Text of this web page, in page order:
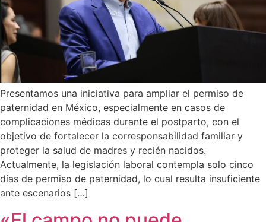
Presentamos una iniciativa para ampliar el permiso de
paternidad en México, especialmente en casos de
complicaciones médicas durante el postparto, con el
objetivo de fortalecer la corresponsabilidad familiar y
proteger la salud de madres y recién nacidos.
Actualmente, la legislación laboral contempla solo cinco
días de permiso de paternidad, lo cual resulta insuficiente
ante escenarios […]